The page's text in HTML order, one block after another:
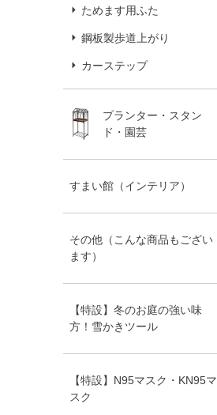
ためます用ふた
鋼板製歩道上がり
カーステップ
プランター・スタン
ド・園芸
すまい館（インテリア）
その他（こんな商品もござい
ます）
【特設】冬のお庭の強い味
方！雪かきツール
【特設】N95マスク・KN95マ
スク